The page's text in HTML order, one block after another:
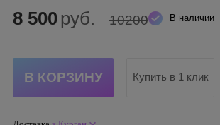
В наличии
8 500 руб. 10200
Купить в 1 клик